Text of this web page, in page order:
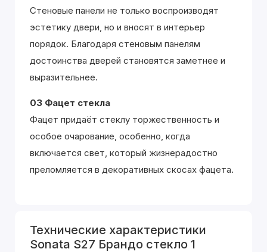
Стеновые панели не только воспроизводят
эстетику двери, но и вносят в интерьер
порядок. Благодаря стеновым панелям
достоинства дверей становятся заметнее и
выразительнее.
03 Фацет стекла
Фацет придаёт стеклу торжественность и
особое очарование, особенно, когда
включается свет, который жизнерадостно
преломляется в декоративных скосах фацета.
Технические характеристики
Sonata S27 Брандо стекло 1